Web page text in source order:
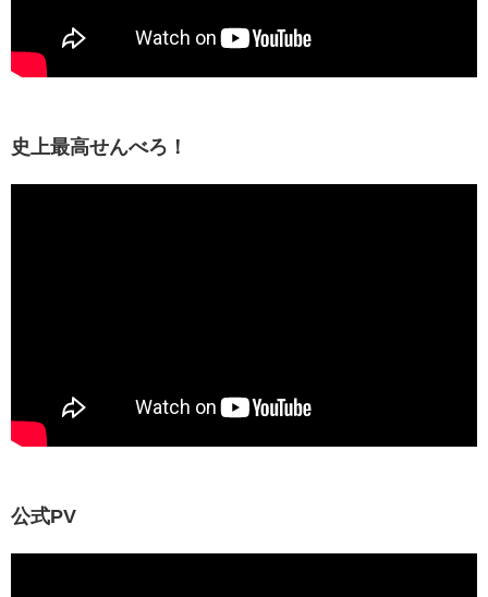
史上最高せんべろ！
公式PV